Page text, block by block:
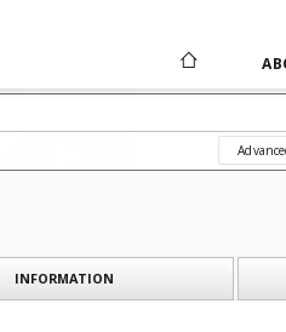
INFORMATION